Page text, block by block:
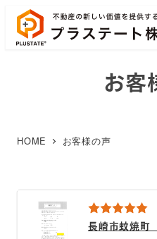
お客
HOME お客様の声
長崎市蚊焼